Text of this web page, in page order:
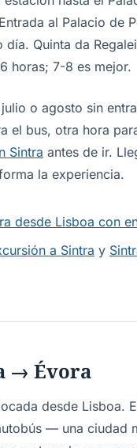
al Palacio de
Quinta da
horas; 7-8 es mejor.
o agosto sin
el bus, otra hora
Sintra antes de ir.
la experiencia.
desde Lisboa con
a Sintra y
→ Évora
desde Lisboa.
— una ciudad